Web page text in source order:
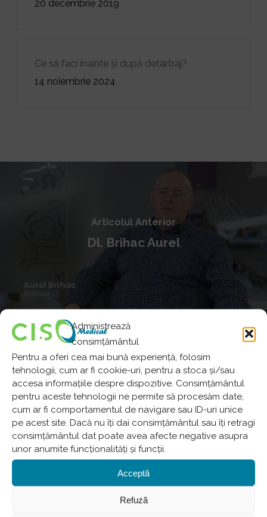
Administrează
consimțământul
Pentru a oferi cea mai bună experiență, folosim
tehnologii, cum ar fi cookie-uri, pentru a stoca și/sau
accesa informațiile despre dispozitive. Consimțământul
pentru aceste tehnologii ne permite să procesăm date,
cum ar fi comportamentul de navigare sau ID-uri unice
pe acest site. Dacă nu îți dai consimțământul sau îți retragi
consimțământul dat poate avea afecte negative asupra
unor anumite funcționalități și funcții.
Acceptă
Refuză
20 decembrie 2019
Ce să faci înainte și după detartraj?
14 noiembrie 2024
Articolul Anterior
Dl. Brihac Aurel
Articolul Următor
Gradea Andrei
Articole asemănătoare